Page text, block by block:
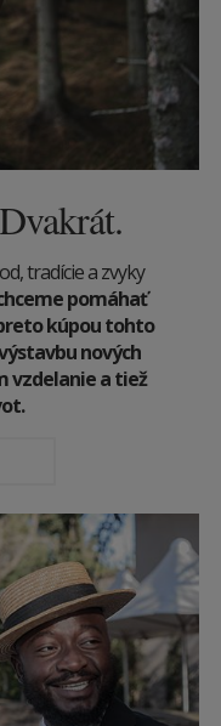
tradície a zvyky
pomáhať
kúpou tohto
nových
vzdelanie a tiež